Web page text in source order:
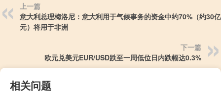
上一篇
意大利总理梅洛尼：意大利用于气候事务的资金中约70%（约30
元）将用于非洲
下一篇
欧元兑美元EUR/USD跌至一周低位日内跌幅达0.3%
相关问题